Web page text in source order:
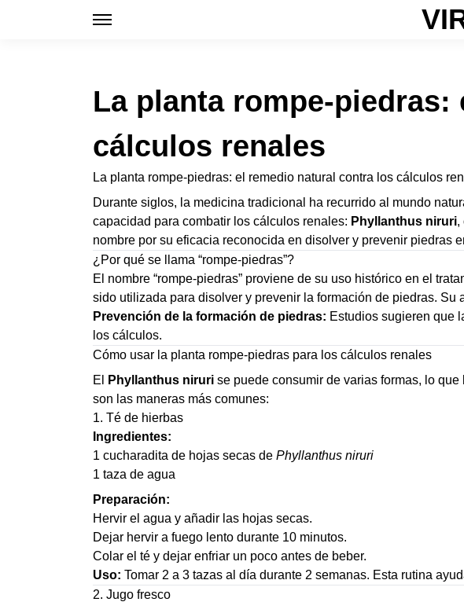
La planta rompe-
cálculos renales
La planta rompe-piedras: el remedio natural contra los cálculos
Durante siglos, la medicina tradicional ha recurrido al mundo
capacidad para combatir los cálculos renales: Phyllanthus niruri,
nombre por su eficacia reconocida en disolver y prevenir piedras
¿Por qué se llama “rompe-piedras”?
El nombre “rompe-piedras” proviene de su uso histórico en el
sido utilizada para disolver y prevenir la formación de piedras. Su
Prevención de la formación de piedras: Estudios sugieren que
los cálculos.
Cómo usar la planta rompe-piedras para los cálculos renales
El
Phyllanthus niruri se puede consumir de varias formas, lo
son las maneras más comunes:
1. Té de hierbas
Ingredientes:
1 cucharadita de hojas secas de Phyllanthus niruri
1 taza de agua
Preparación:
Hervir el agua y añadir las hojas secas.
Dejar hervir a fuego lento durante 10 minutos.
Colar el té y dejar enfriar un poco antes de beber.
Uso: Tomar 2 a 3 tazas al día durante 2 semanas. Esta rutina
2. Jugo fresco